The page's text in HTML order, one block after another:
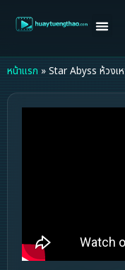
หน้าแรก » Star Abyss ห้วงเ